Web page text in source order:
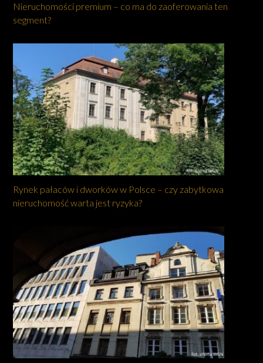
Nieruchomości premium – co ma do zaoferowania ten
segment?
Rynek pałaców i dworków w Polsce – czy zabytkowa
nieruchomość warta jest ryzyka?